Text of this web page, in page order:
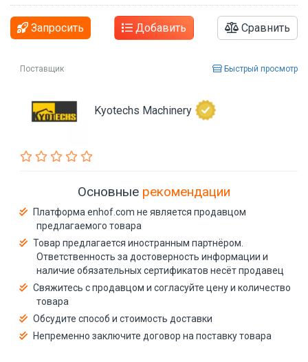
Запросить Добавить Сравнить
Поставщик Быстрый просмотр
Kyotechs Machinery
Основные рекомендации
Платформа enhof.com не является продавцом
предлагаемого товара
Товар предлагается иностранным партнёром.
Ответственность за достоверность информации и
наличие обязательных сертификатов несёт продавец
Свяжитесь с продавцом и согласуйте цену и количество
товара
Обсудите способ и стоимость доставки
Непременно заключите договор на поставку товара